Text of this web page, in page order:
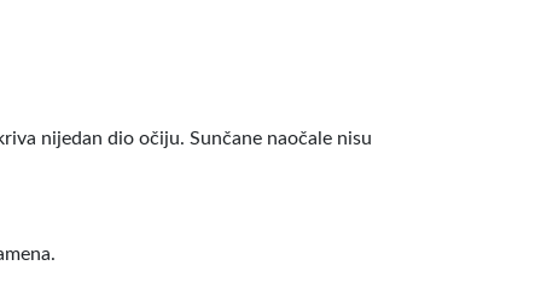
nijedan dio očiju. Sunčane naočale nisu